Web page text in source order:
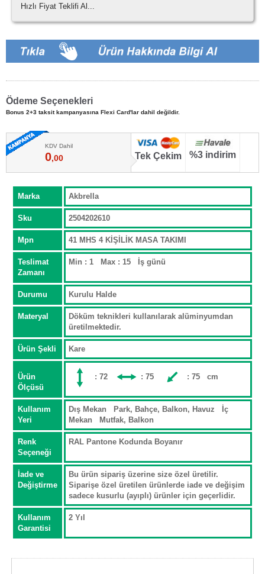
Hızlı Fiyat Teklifi Al...
Ödeme Seçenekleri
Bonus 2+3 taksit kampanyasına Flexi Card'lar dahil değildir.
KDV Dahil
0,00 Tek Çekim %3 indirim
Marka Akbrella
Sku 2504202610
Mpn 41 MHS 4 KİŞİLİK MASA TAKIMI
Teslimat
Zamanı
Min : 1 Max : 15 İş günü
Durumu Kurulu Halde
Materyal
Döküm teknikleri kullanılarak alüminyumdan
üretilmektedir.
Ürün Şekli Kare
Ürün
Ölçüsü
: 72 : 75 : 75 cm
Kullanım
Yeri
Dış Mekan Park, Bahçe, Balkon, Havuz İç
Mekan Mutfak, Balkon
Renk
Seçeneği
RAL Pantone Kodunda Boyanır
İade ve
Değiştirme
Bu ürün sipariş üzerine size özel üretilir.
Siparişe özel üretilen ürünlerde iade ve değişim
sadece kusurlu (ayıplı) ürünler için geçerlidir.
Kullanım
Garantisi
2 Yıl